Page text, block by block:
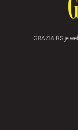
GRAZIA.RS je